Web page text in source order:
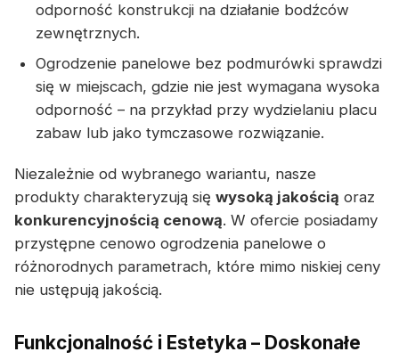
odporność konstrukcji na działanie bodźców
zewnętrznych.
Ogrodzenie panelowe bez podmurówki sprawdzi
się w miejscach, gdzie nie jest wymagana wysoka
odporność – na przykład przy wydzielaniu placu
zabaw lub jako tymczasowe rozwiązanie.
Niezależnie od wybranego wariantu, nasze
produkty charakteryzują się wysoką jakością oraz
konkurencyjnością cenową. W ofercie posiadamy
przystępne cenowo ogrodzenia panelowe o
różnorodnych parametrach, które mimo niskiej ceny
nie ustępują jakością.
Funkcjonalność i Estetyka – Doskonałe